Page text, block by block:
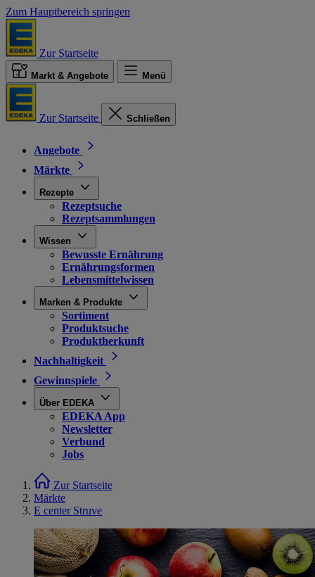
Zum Hauptbereich springen
Zur Startseite
Markt & Angebote Menü
Zur Startseite Schließen
Angebote
Märkte
Rezepte
Rezeptsuche
Rezeptsammlungen
Wissen
Bewusste Ernährung
Ernährungsformen
Lebensmittelwissen
Marken & Produkte
Sortiment
Produktsuche
Produktherkunft
Nachhaltigkeit
Gewinnspiele
Über EDEKA
EDEKA App
Newsletter
Verbund
Jobs
Zur Startseite
Märkte
E center Struve